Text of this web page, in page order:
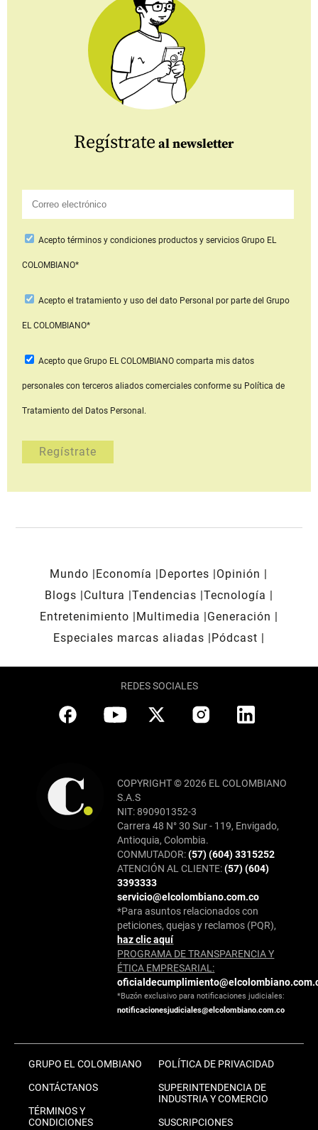
Regístrate al newsletter
Aceptotérminos y condiciones productos y serviciosGrupo EL
COLOMBIANO*
Acepto el tratamiento y uso del dato Personal por parte del Grupo
EL COLOMBIANO*
Acepto que Grupo EL COLOMBIANOcomparta mis datos
personales con terceros aliados comerciales conforme su Política de
Tratamiento del Datos Personal.
Mundo Economía Deportes
Opinión
Blogs
Cultura Tendencias Tecnología
Entretenimiento
Multimedia
Generación
Especiales marcas aliadas
Pódcast
REDES SOCIALES
COPYRIGHT © 2026 EL COLOMBIANO
S.A.S
NIT: 890901352-3
Carrera 48 N° 30 Sur - 119, Envigado,
Antioquia, Colombia.
CONMUTADOR:(57) (604) 3315252
ATENCIÓN AL CLIENTE:(57) (604)
3393333
servicio@elcolombiano.com.co
*Para asuntos relacionados con
peticiones, quejas y reclamos (PQR),
haz clic aquí
PROGRAMA DE TRANSPARENCIA Y
ÉTICA EMPRESARIAL:
*Buzón exclusivo para notificaciones judiciales:
notificacionesjudiciales@elcolombiano.com.co
GRUPO EL COLOMBIANO
CONTÁCTANOS
TÉRMINOS Y
CONDICIONES
POLÍTICA DE PRIVACIDAD
SUPERINTENDENCIA DE
INDUSTRIA Y COMERCIO
SUSCRIPCIONES